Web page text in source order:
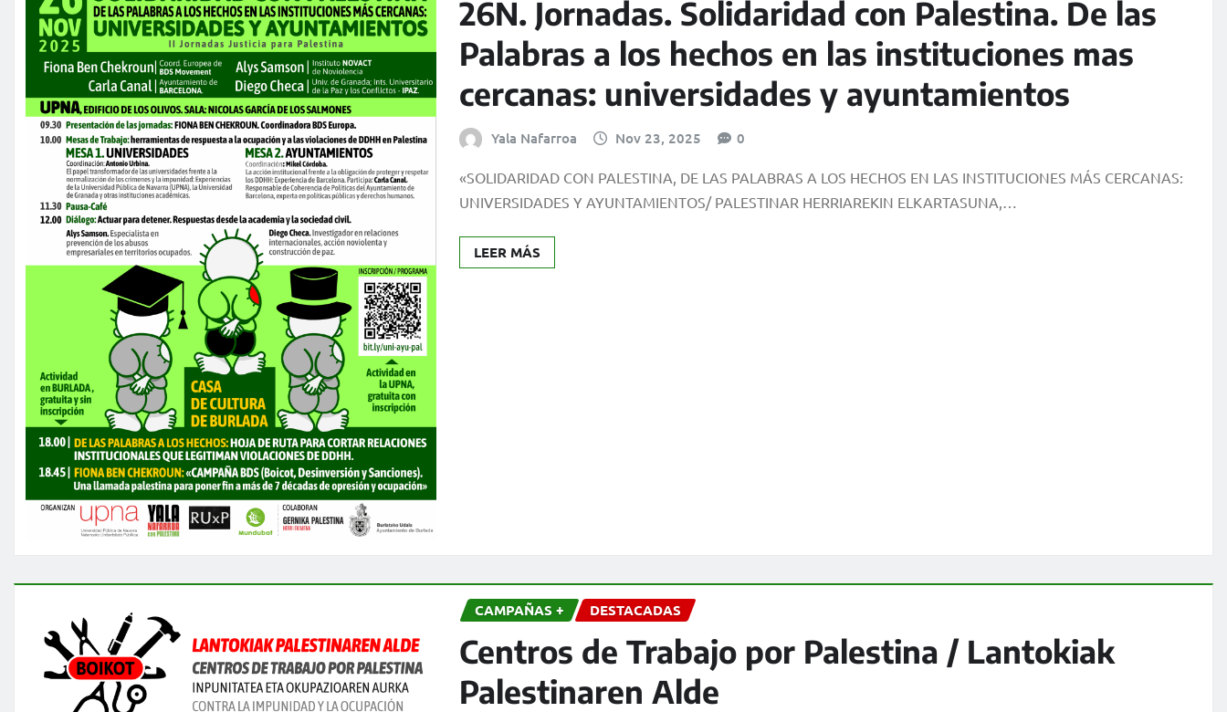
26N. Jornadas. Solidaridad con Palestina. De las
Palabras a los hechos en las instituciones mas
cercanas: universidades y ayuntamientos
Yala Nafarroa Nov 23, 2025 0
«SOLIDARIDAD CON PALESTINA, DE LAS PALABRAS A LOS HECHOS EN LAS INSTITUCIONES MÁS CERCANAS:
UNIVERSIDADES Y AYUNTAMIENTOS/ PALESTINAR HERRIAREKIN ELKARTASUNA,…
LEER MÁS
CAMPAÑAS + DESTACADAS
Centros de Trabajo por Palestina / Lantokiak
Palestinaren Alde